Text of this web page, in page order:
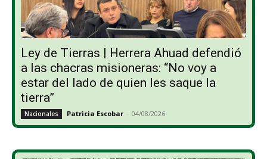
Ley de Tierras | Herrera Ahuad defendió
a las chacras misioneras: “No voy a
estar del lado de quien les saque la
tierra”
Nacionales Patricia Escobar - 04/08/2026